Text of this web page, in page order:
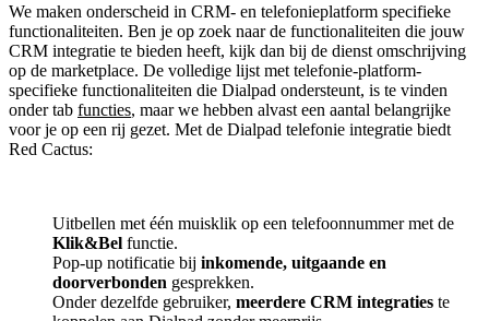
We maken onderscheid in CRM- en telefonieplatform specifieke
functionaliteiten. Ben je op zoek naar de functionaliteiten die jouw
CRM integratie te bieden heeft, kijk dan bij de dienst omschrijving
op de marketplace. De volledige lijst met telefonie-platform-
specifieke functionaliteiten die Dialpad ondersteunt, is te vinden
onder tab functies, maar we hebben alvast een aantal belangrijke
voor je op een rij gezet. Met de Dialpad telefonie integratie biedt
Red Cactus:
Uitbellen met één muisklik op een telefoonnummer met de
Klik&Bel functie.
Pop-up notificatie bij inkomende, uitgaande en
doorverbonden gesprekken.
Onder dezelfde gebruiker, meerdere CRM integraties te